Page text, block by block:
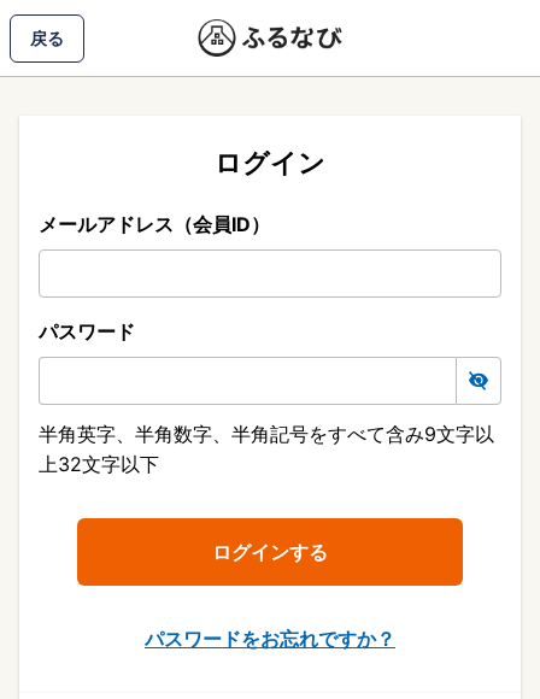
戻る
ログイン
メールアドレス（会員ID）
パスワード
半角英字、半角数字、半角記号をすべて含み9文字以
上32文字以下
パスワードをお忘れですか？